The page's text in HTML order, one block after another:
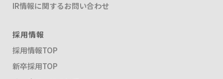
IR情報に関するお問い合わせ
採用情報
採用情報TOP
新卒採用TOP